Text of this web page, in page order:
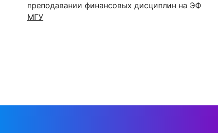
преподавании финансовых дисциплин на ЭФ
МГУ